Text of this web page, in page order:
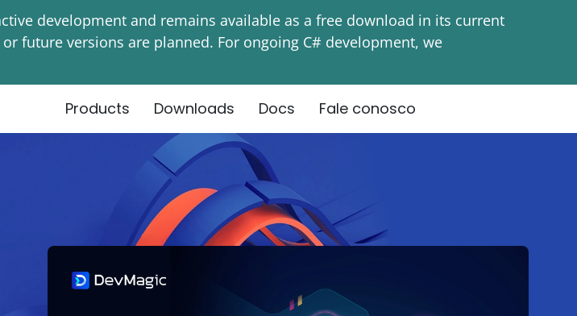
development and remains available as a free download in its current
future versions are planned. For ongoing C# development, we
Products Downloads Docs Fale conosco